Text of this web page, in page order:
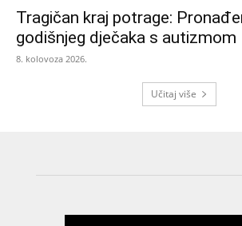
Tragičan kraj potrage:
godišnjeg dječaka s autizmom
8. kolovoza 2026.
Učitaj više